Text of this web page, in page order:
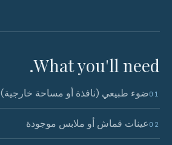
What you'll need.
01ضوء طبيعي (نافذة أو مساحة خارجية)
02 عينات قماش أو ملابس موجودة